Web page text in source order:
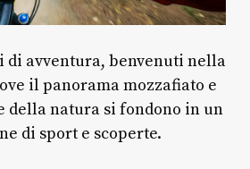
di avventura, benvenuti nella
il panorama mozzafiato e
della natura si fondono in un
di sport e scoperte.